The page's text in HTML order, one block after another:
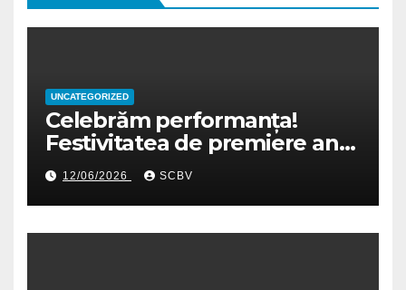
UNCATEGORIZED
Celebrăm performanța!
Festivitatea de premiere an
școlar 2025-2026
12/06/2026 SCBV